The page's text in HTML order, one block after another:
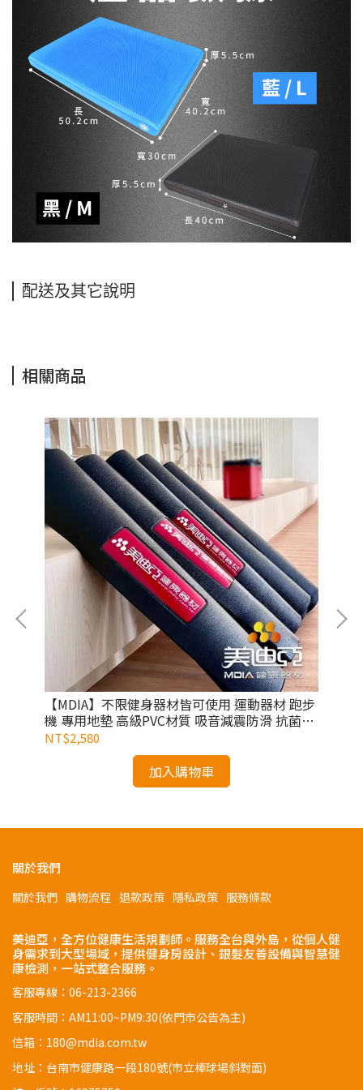
配送及其它說明
相關商品
【MDIA】不限健身器材皆可使用 運動器材 跑步
機 專用地墊 高級PVC材質 吸音減震防滑 抗菌環
保 健身房愛用
NT$2,580
加入購物車
關於我們
關於我們 購物流程 退款政策 隱私政策 服務條款
美迪亞，全方位健康生活規劃師。服務全台與外島，從個人健
身需求到大型場域，提供健身房設計、銀髮友善設備與智慧健
康檢測，一站式整合服務。
客服專線：06-213-2366
客服時間：AM11:00~PM9:30(依門市公告為主)
信箱：180@mdia.com.tw
地址：台南市健康路一段180號(市立棒球場斜對面)